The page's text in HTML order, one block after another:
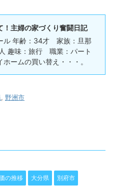
！主婦の家づくり奮闘日記
ル 年齢：34才 家族：旦那
趣味：旅行 職業：パート
ームの買い替え・・・。
野洲市
の推移 大分県 別府市